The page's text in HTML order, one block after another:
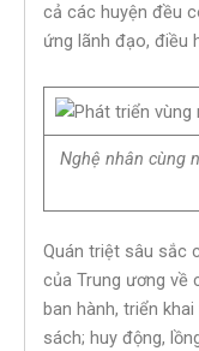
cả các huyện đều
ứng lãnh đạo, điều
Nghệ nhân cùng
Quán triệt sâu sắc
của Trung ương về
ban hành, triển
sách; huy động,